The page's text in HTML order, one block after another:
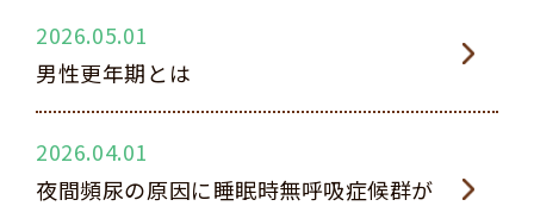
2026.05.01
男性更年期とは
2026.04.01
夜間頻尿の原因に睡眠時無呼吸症候群が